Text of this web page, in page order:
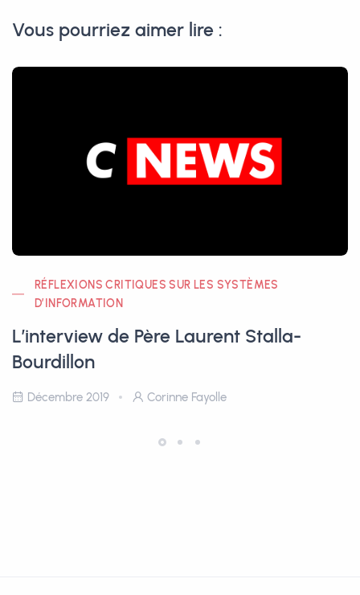
Vous pourriez aimer lire :
RÉFLEXIONS CRITIQUES SUR LES SYSTÈMES
D’INFORMATION
L’interview de Père Laurent Stalla-
Bourdillon
Décembre 2019 Corinne Fayolle